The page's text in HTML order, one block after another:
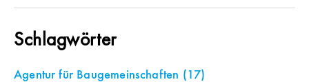
Schlagwörter
Agentur für Baugemeinschaften (17)